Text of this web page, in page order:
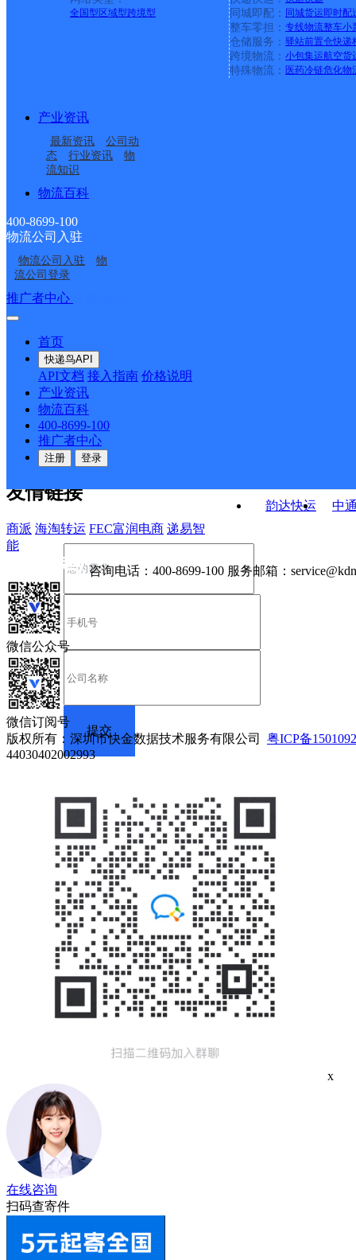
全国型 区域型跨境型 同城即配： 同城货运即时配
整车零担： 专线物流整车小
仓储服务： 驿站前置仓快递
跨境物流： 小包集运航空货
特殊物流： 医药冷链危化物
产业资讯
最新资讯
公司动
态
行业资讯
物
流知识
物流百科
400-8699-100
物流公司入驻
物流公司入驻
物
流公司登录
推广者中心
首页
快递鸟API
API文档 接入指南 价格说明
产业资讯
物流百科
400-8699-100
推广者中心
注册 登录
中国邮政集团有限公司新疆维吾尔自治区叶城县
神池县龙泉镇合作点
ID4478
神池县龙泉镇合作点
ID6400
长畛邮政所
八角邮政支局
大严备邮政所
神池县
韵达快运
中
接口API
API接口 DEMO下载
关于我们
公司介绍 企业动态
合作伙伴 快递鸟接口服务协议
户隐私政策
友情链接
商派 海淘转运 FEC富润电商 递易智
能
咨询电话： 400-8699-100 服务邮箱：
微信公众号
微信订阅号
版权所有：深圳市快金数据技术服务有限公司 粤ICP备
44030402002993
x
在线咨询
扫码查寄件